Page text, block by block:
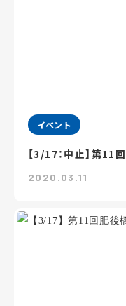
イベント
【3/17：中止】第
2020.03.11